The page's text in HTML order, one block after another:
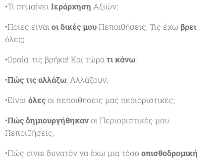
•Τι σημαίνει Ιεράρχηση Αξιών;
•Ποιες είναι οι δικές μου Πεποιθήσεις; Τις έχω βρει
όλες;
•Ωραία, τις βρήκα! Και τώρα τι κάνω;
•Πώς τις αλλάζω; Αλλάζουν;
•Είναι όλεςοι πεποιθήσεις μας περιοριστικές;
•Πώς δημιουργήθηκανοι Περιοριστικές μου
Πεποιθήσεις;
•Πώς είναι δυνατόν να έχω μια τόσοοπισθοδρομική